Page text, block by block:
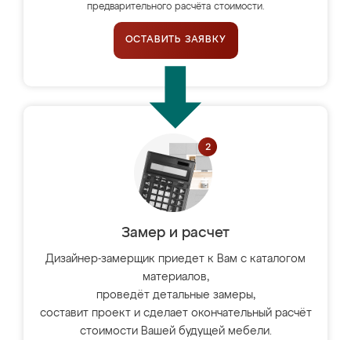
предварительного расчёта стоимости.
ОСТАВИТЬ ЗАЯВКУ
Замер и расчет
Дизайнер-замерщик приедет к Вам с каталогом
материалов,
проведёт детальные замеры,
составит проект и сделает окончательный расчёт
стоимости Вашей будущей мебели.